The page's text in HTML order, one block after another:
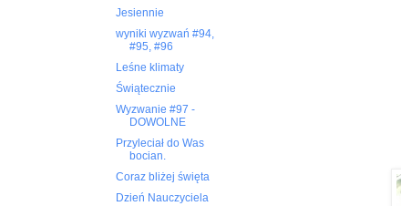
Jesiennie
wyniki wyzwań #94,
#95, #96
Leśne klimaty
Świątecznie
Wyzwanie #97 -
DOWOLNE
Przyleciał do Was
bocian.
Coraz bliżej święta
Dzień Nauczyciela